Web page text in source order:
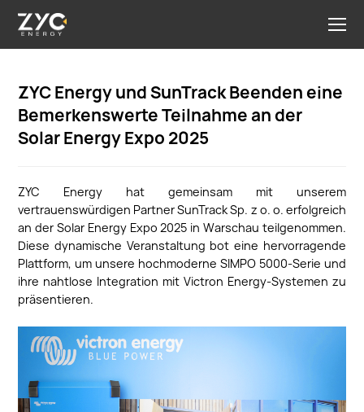
ZYC Energy und SunTrack Beenden eine
Bemerkenswerte Teilnahme an der
Solar Energy Expo 2025
ZYC Energy hat gemeinsam mit unserem
vertrauenswürdigen Partner SunTrack Sp. z o. o. erfolgreich
an der Solar Energy Expo 2025 in Warschau teilgenommen.
Diese dynamische Veranstaltung bot eine hervorragende
Plattform, um unsere hochmoderne SIMPO 5000-Serie und
ihre nahtlose Integration mit Victron Energy-Systemen zu
präsentieren.